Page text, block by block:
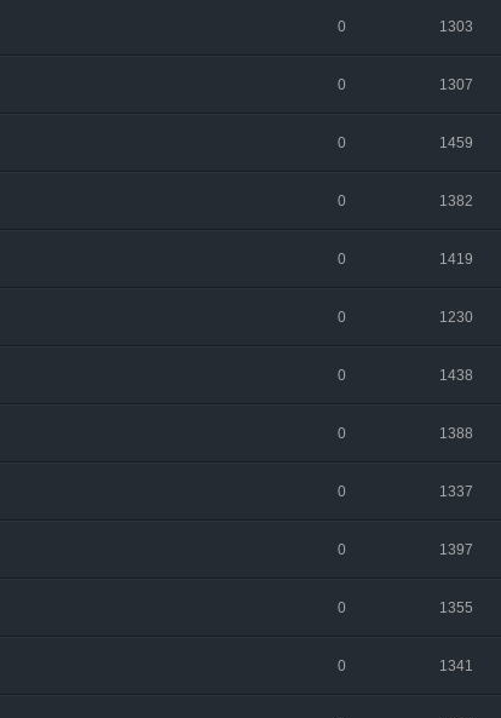
0 1303
0 1307
0 1459
0 1382
0 1419
0 1230
0 1438
0 1388
0 1337
0 1397
0 1355
0 1341